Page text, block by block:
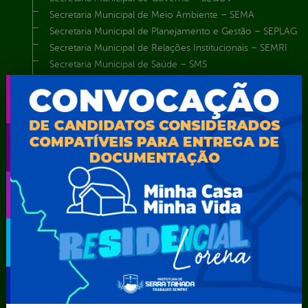
Secretaria Municipal de Meio Ambiente – SEMA
Secretaria Municipal de Planejamento e Gestão – SEPLAG
Secretaria Municipal de Relações Institucionais – SEMRI
Secretaria Municipal de Saúde – SMS
Secretaria Municipal de Serviços Públicos – SEMUSP
Superintendência de Trânsito e Transportes de Serra
Talhada-STTRANS
Transparência, Fiscalização e Controle
Transparência
Educação
Saúde
Atos normativos
Central de Dúvidas
Convênios e
E-sic
Como
solicitar
Consulte sua
Solicitação
Decretos
Estatísticas
Formulários
Serviços
Carta de
Serviços
Ferramenta de